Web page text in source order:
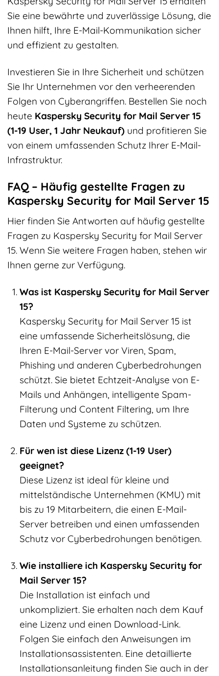
Sie eine bewährte und zuverlässige Lösung, die
Ihnen hilft, Ihre E-Mail-Kommunikation sicher
und effizient zu gestalten.
Investieren Sie in Ihre Sicherheit und schützen
Sie Ihr Unternehmen vor den verheerenden
Folgen von Cyberangriffen. Bestellen Sie noch
heute Kaspersky Security for Mail Server 15
(1-19 User, 1 Jahr Neukauf) und profitieren Sie
von einem umfassenden Schutz Ihrer E-Mail-
Infrastruktur.
FAQ – Häufig gestellte Fragen zu
Kaspersky Security for Mail Server 15
Hier finden Sie Antworten auf häufig gestellte
Fragen zu Kaspersky Security for Mail Server
15. Wenn Sie weitere Fragen haben, stehen wir
Ihnen gerne zur Verfügung.
Was ist Kaspersky Security for Mail Server
15?
Kaspersky Security for Mail Server 15 ist
eine umfassende Sicherheitslösung, die
Ihren E-Mail-Server vor Viren, Spam,
Phishing und anderen Cyberbedrohungen
schützt. Sie bietet Echtzeit-Analyse von E-
Mails und Anhängen, intelligente Spam-
Filterung und Content Filtering, um Ihre
Daten und Systeme zu schützen.
Für wen ist diese Lizenz (1-19 User)
geeignet?
Diese Lizenz ist ideal für kleine und
mittelständische Unternehmen (KMU) mit
bis zu 19 Mitarbeitern, die einen E-Mail-
Server betreiben und einen umfassenden
Schutz vor Cyberbedrohungen benötigen.
Wie installiere ich Kaspersky Security for
Mail Server 15?
Die Installation ist einfach und
unkompliziert. Sie erhalten nach dem Kauf
eine Lizenz und einen Download-Link.
Folgen Sie einfach den Anweisungen im
Installationsassistenten. Eine detaillierte
Installationsanleitung finden Sie auch in der